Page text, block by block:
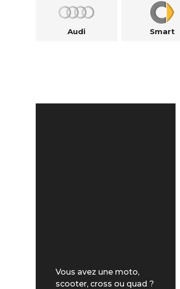
Audi Smart
Vous avez une moto,
scooter, cross ou quad ?